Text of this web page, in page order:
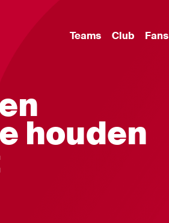
Teams Club Fans
houden